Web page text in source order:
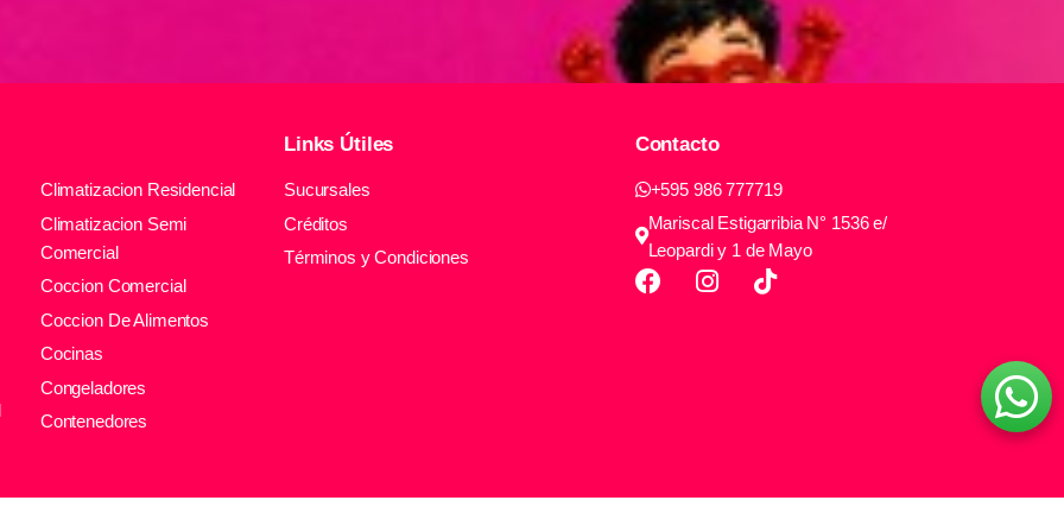
Climatizacion Residencial
Climatizacion Semi
Comercial
Coccion Comercial
Coccion De Alimentos
Cocinas
Congeladores
Contenedores
Links Útiles
Sucursales
Créditos
Términos y Condiciones
Contacto
+595 986 777719
Mariscal Estigarribia N° 1536 e/
Leopardi y 1 de Mayo